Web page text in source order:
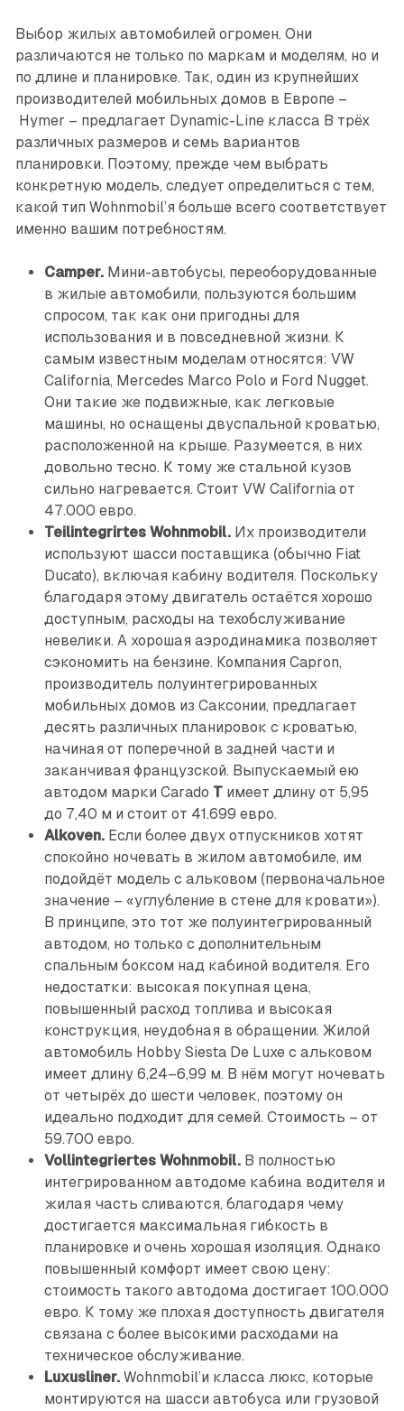
Выбор жилых автомобилей огромен. Они
различаются не только по маркам и моделям, но и
по длине и планировке. Так, один из крупнейших
производителей мобильных домов в Европе –
Hymer – предлагает Dynamic-Line класса В трёх
различных размеров и семь вариантов
планировки. Поэтому, прежде чем выбрать
конкретную модель, следует определиться с тем,
какой тип Wohnmobil’я больше всего соответствует
именно вашим потребностям.
Camper.Мини-автобусы, переоборудованные
в жилые автомобили, пользуются большим
спросом, так как они пригодны для
использования и в повседневной жизни. К
самым известным моделам относятся: VW
California, Mercedes Marco Polo и Ford Nugget.
Они такие же подвижные, как легковые
машины, но оснащены двуспальной кроватью,
расположенной на крыше. Разумеется, в них
довольно тесно. К тому же стальной кузов
сильно нагревается. Стоит VW California от
47.000 евро.
Teilintegrirtes Wohnmobil.Их производители
используют шасси поставщика (обычно Fiat
Ducato), включая кабину водителя. Поскольку
благодаря этому двигатель остаётся хорошо
доступным, расходы на техобслуживание
невелики. А хорошая аэродинамика позволяет
сэкономить на бензине. Компания Capron,
производитель полуинтегрированных
мобильных домов из Саксонии, предлагает
десять различных планировок с кроватью,
начиная от поперечной в задней части и
заканчивая французской. Выпускаемый ею
автодом марки Carado Tимеет длину от 5,95
до 7,40 м и стоит от 41.699 евро.
Alkoven.Если более двух отпускников хотят
спокойно ночевать в жилом автомобиле, им
подойдёт модель с альковом (первоначальное
значение – «углубление в стене для кровати»).
В принципе, это тот же полуинтегрированный
автодом, но только с дополнительным
спальным боксом над кабиной водителя. Его
недостатки: высокая покупная цена,
повышенный расход топлива и высокая
конструкция, неудобная в обращении. Жилой
автомобиль Hobby Siesta De Luxe с альковом
имеет длину 6,24–6,99 м. В нём могут ночевать
от четырёх до шести человек, поэтому он
идеально подходит для семей. Стоимость – от
59.700 евро.
Vollintegriertes Wohnmobil.В полностью
интегрированном автодоме кабина водителя и
жилая часть сливаются, благодаря чему
достигается максимальная гибкость в
планировке и очень хорошая изоляция. Однако
повышенный комфорт имеет свою цену:
стоимость такого автодома достигает 100.000
евро. К тому же плохая доступность двигателя
связана с более высокими расходами на
техническое обслуживание.
Luxusliner.Wohnmobil’и класса люкс, которые
монтируются на шасси автобуса или грузовой